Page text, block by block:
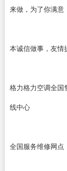
来做，为了你满意
本诚信做事，友情
格力格力空调全
线中心
全国服务维修网点